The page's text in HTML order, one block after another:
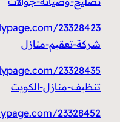
شركة-تعقيم-منازل
تنظيف-منازل-الكويت